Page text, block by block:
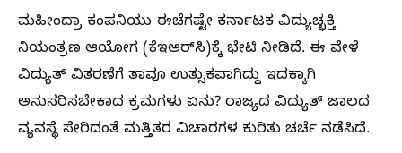
ಮಹೀಂದ್ರಾ ಕಂಪನಿಯು ಈಚೆಗಷ್ಟೇ ಕರ್ನಾಟಕ ವಿದ್ಯುಚ್ಛಕ್ತಿ
ನಿಯಂತ್ರಣ ಆಯೋಗ (ಕೆಇಆರ್‌ಸಿ)ಕ್ಕೆ ಭೇಟಿ ನೀಡಿದೆ. ಈ ವೇಳೆ
ವಿದ್ಯುತ್‌ ವಿತರಣೆಗೆ ತಾವೂ ಉತ್ಸುಕವಾಗಿದ್ದು ಇದಕ್ಕಾಗಿ
ಅನುಸರಿಸಬೇಕಾದ ಕ್ರಮಗಳು ಏನು? ರಾಜ್ಯದ ವಿದ್ಯುತ್‌ ಜಾಲದ
ವ್ಯವಸ್ಥೆ ಸೇರಿದಂತೆ ಮತ್ತಿತರ ವಿಚಾರಗಳ ಕುರಿತು ಚರ್ಚೆ ನಡೆಸಿದೆ.